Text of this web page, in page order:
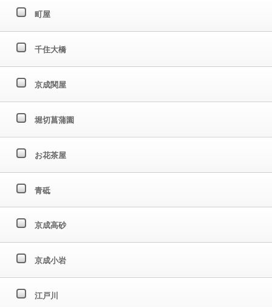
町屋
千住大橋
京成関屋
堀切菖蒲園
お花茶屋
青砥
京成高砂
京成小岩
江戸川